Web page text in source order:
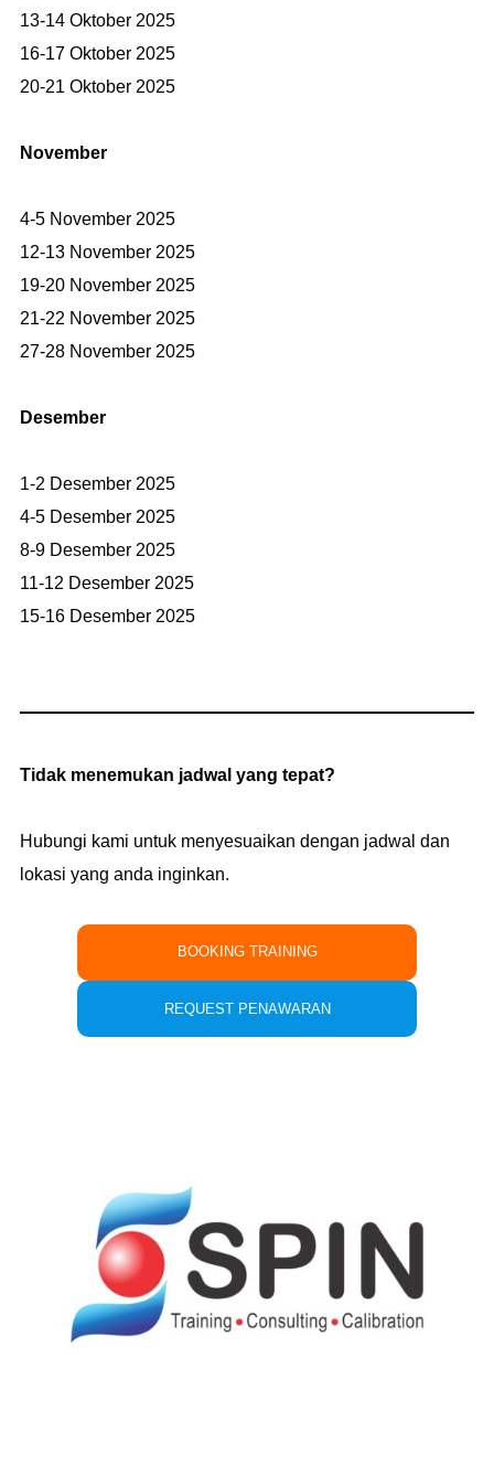
13-14 Oktober 2025
16-17 Oktober 2025
20-21 Oktober 2025
November
4-5 November 2025
12-13 November 2025
19-20 November 2025
21-22 November 2025
27-28 November 2025
Desember
1-2 Desember 2025
4-5 Desember 2025
8-9 Desember 2025
11-12 Desember 2025
15-16 Desember 2025
Tidak menemukan jadwal yang tepat?
Hubungi kami untuk menyesuaikan dengan jadwal dan
lokasi yang anda inginkan.
BOOKING TRAINING
REQUEST PENAWARAN